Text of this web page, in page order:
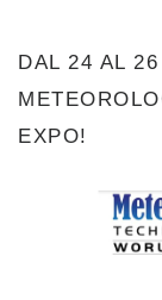
DAL 24 AL
EXPO!